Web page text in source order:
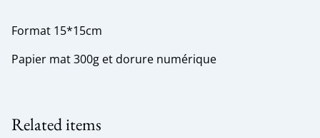
Format 15*15cm
Papier mat 300g et dorure numérique
Related items